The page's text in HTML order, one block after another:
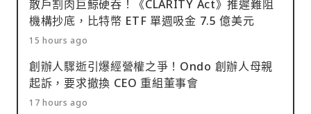
散戶割肉巨鯨硬吞！《CLARITY Act》推遲難阻
機構抄底，比特幣 ETF 單週吸金 7.5 億美元
15 hours ago
創辦人驟逝引爆經營權之爭！Ondo 創辦人母親
起訴，要求撤換 CEO 重組董事會
17 hours ago